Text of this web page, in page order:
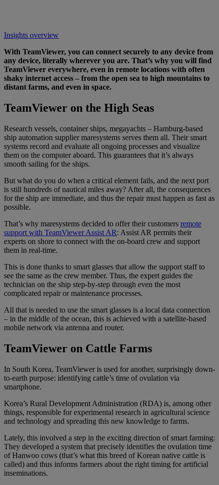
Insights overview
With TeamViewer, you can connect securely to any device from
any device, literally wherever you are. That’s why you will find
TeamViewer everywhere, even in remote locations with often
shaky internet access – from the open sea to high mountains to
distant farms, and even in space.
TeamViewer on the High Seas
Research vessels, container ships, megayachts – Hamburg-based
ship automation supplier maresystems serves them all. Their smart
systems record and evaluate all ongoing processes and visualize
them on the computer aboard. This guarantees that it’s always
smooth sailing for the ships.
But what do you do when a critical element fails, and the next port
is still hundreds of nautical miles away? After all, the consequences
for the ship are immediate, and thus the repair must happen as fast as
possible.
That’s why maresystems decided to offer their customers remote
support with TeamViewer Assist AR: Assist AR permits their
experts on shore to connect with the on-board crew and support
them in real-time.
This is done thanks to smart glasses that allow the support staff to
see the same as the crew member. Thus, the expert guides the
technician on the ship step-by-step through even the most
complicated repair or maintenance processes.
All that is needed to use the smart glasses is a local data connection
– in the middle of the ocean, this is achieved with a satellite-based
mobile network via antenna and router.
TeamViewer on Cattle Farms
In South Korea, TeamViewer is used for another, surprisingly down-
to-earth purpose: identifying cattle’s time of ovulation via
smartphone.
Korea’s Rural Development Administration (RDA) is, among other
things, responsible for experimental research in agricultural science
and technology and spreading this new knowledge to farms.
Lately, this involved a step in the exciting direction of smart farming:
They developed a system that precisely identifies the ovulation time
of Hanwoo cows (that’s what this breed of Korean native cattle is
called) and thus informs farmers about the right timing for artificial
inseminations.